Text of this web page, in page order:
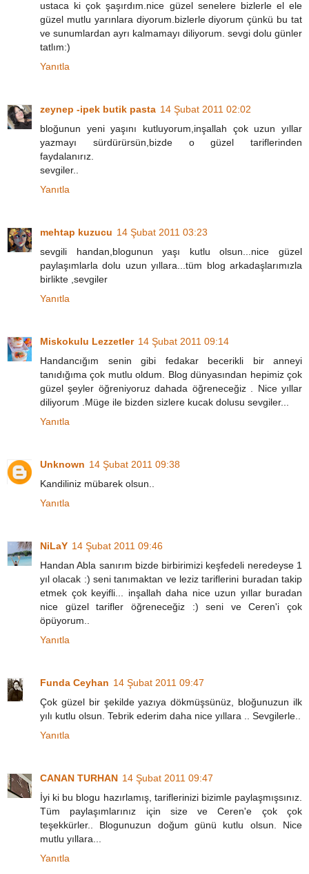
ustaca ki çok şaşırdım.nice güzel senelere bizlerle el ele
güzel mutlu yarınlara diyorum.bizlerle diyorum çünkü bu tat
ve sunumlardan ayrı kalmamayı diliyorum. sevgi dolu günler
tatlım:)
Yanıtla
zeynep -ipek butik pasta 14 Şubat 2011 02:02
bloğunun yeni yaşını kutluyorum,inşallah çok uzun yıllar
yazmayı sürdürürsün,bizde o güzel tariflerinden
faydalanırız.
sevgiler..
Yanıtla
mehtap kuzucu 14 Şubat 2011 03:23
sevgili handan,blogunun yaşı kutlu olsun...nice güzel
paylaşımlarla dolu uzun yıllara...tüm blog arkadaşlarımızla
birlikte ,sevgiler
Yanıtla
Miskokulu Lezzetler 14 Şubat 2011 09:14
Handancığım senin gibi fedakar becerikli bir anneyi
tanıdığıma çok mutlu oldum. Blog dünyasından hepimiz çok
güzel şeyler öğreniyoruz dahada öğreneceğiz . Nice yıllar
diliyorum .Müge ile bizden sizlere kucak dolusu sevgiler...
Yanıtla
Unknown 14 Şubat 2011 09:38
Kandiliniz mübarek olsun..
Yanıtla
NiLaY 14 Şubat 2011 09:46
Handan Abla sanırım bizde birbirimizi keşfedeli neredeyse 1
yıl olacak :) seni tanımaktan ve leziz tariflerini buradan takip
etmek çok keyifli... inşallah daha nice uzun yıllar buradan
nice güzel tarifler öğreneceğiz :) seni ve Ceren'i çok
öpüyorum..
Yanıtla
Funda Ceyhan 14 Şubat 2011 09:47
Çok güzel bir şekilde yazıya dökmüşsünüz, bloğunuzun ilk
yılı kutlu olsun. Tebrik ederim daha nice yıllara .. Sevgilerle..
Yanıtla
CANAN TURHAN 14 Şubat 2011 09:47
İyi ki bu blogu hazırlamış, tariflerinizi bizimle paylaşmışsınız.
Tüm paylaşımlarınız için size ve Ceren'e çok çok
teşekkürler.. Blogunuzun doğum günü kutlu olsun. Nice
mutlu yıllara...
Yanıtla